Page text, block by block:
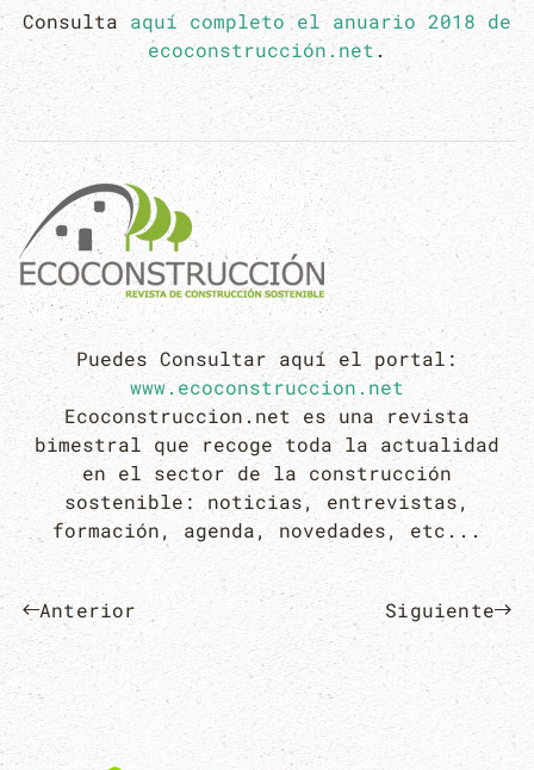
Consulta aquí completo el anuario 2018 de
ecoconstrucción.net .
Puedes Consultar aquí el portal:
www.ecoconstruccion.net
Ecoconstruccion.net es una revista
bimestral que recoge toda la actualidad
en el sector de la construcción
sostenible: noticias, entrevistas,
formación, agenda, novedades, etc...
Anterior Siguiente